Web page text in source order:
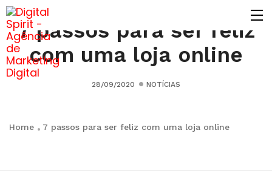
7 passos para ser feliz
com uma loja online
28/09/2020 NOTÍCIAS
Home 7 passos para ser feliz com uma loja online